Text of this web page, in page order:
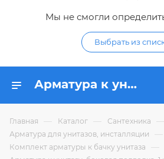
Мы не смогли
Выбрать из
Арматура к унитазу, боковая подводка, 1 кнопка, пластик/хром А105.56.14.3 - купить по цене 493,27 ₽ в интернет-магазине Гидропромтехника с доставкой в Курске
Главная — Каталог — Сантехника —
Арматура для унитазов, инсталляции —
Комплект арматуры к бачку унитаза —